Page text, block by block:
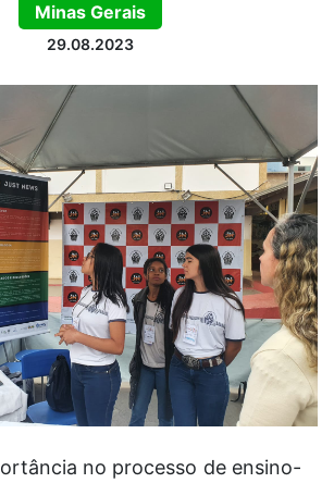
Minas Gerais
29.08.2023
no processo de ensino-